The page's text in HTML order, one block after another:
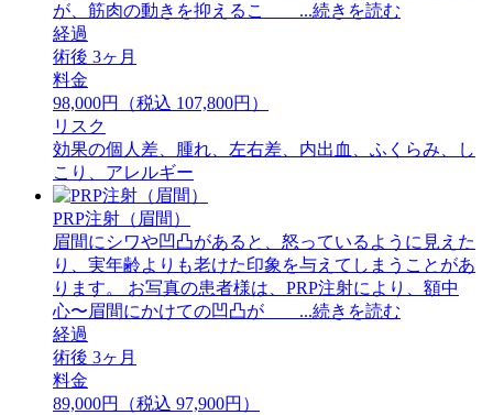
が、筋肉の動きを抑えるこ ...続きを読む
経過
術後 3ヶ月
料金
98,000円（税込 107,800円）
リスク
効果の個人差、腫れ、左右差、内出血、ふくらみ、し
こり、アレルギー
PRP注射（眉間）
眉間にシワや凹凸があると、怒っているように見えた
り、実年齢よりも老けた印象を与えてしまうことがあ
ります。 お写真の患者様は、PRP注射により、額中
心〜眉間にかけての凹凸が ...続きを読む
経過
術後 3ヶ月
料金
89,000円（税込 97,900円）